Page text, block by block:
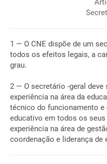
1 — O CNE dispõe de um
todos os efeitos legais, a
grau.
2 — O secretário -geral
experiência na área da
técnico do funcionamento
educativo em todos os
experiência na área de
coordenação e liderança de